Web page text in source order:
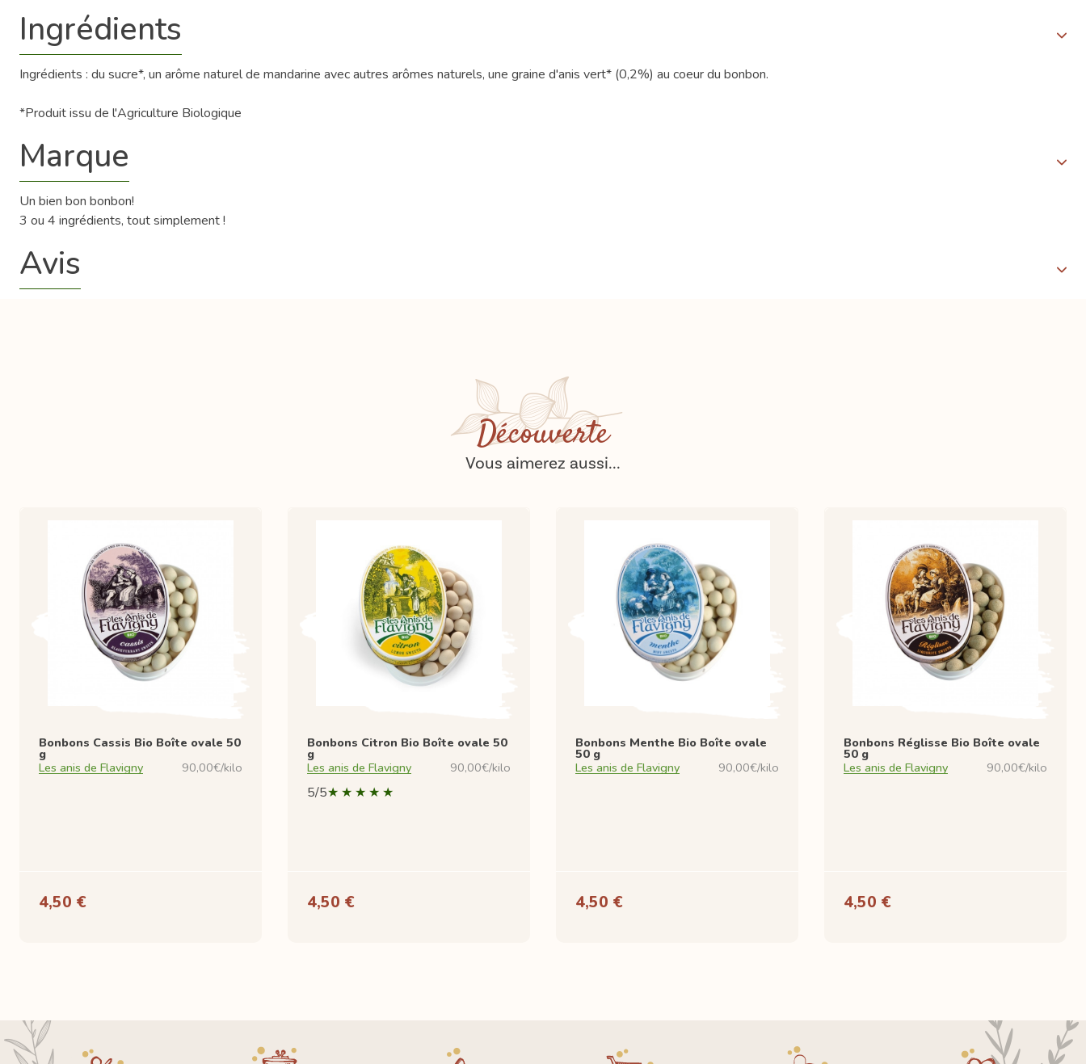
Ingrédients
Ingrédients : du sucre*, un arôme naturel de mandarine avec autres arômes naturels, une graine d'anis vert* (0,2%) au coeur du bonbon.
*Produit issu de l'Agriculture Biologique
Marque
Un bien bon bonbon!
3 ou 4 ingrédients, tout simplement !
Avis
Découverte
Vous aimerez aussi...
Bonbons Cassis Bio Boîte ovale 50
g
Les anis de Flavigny
90,00€/kilo
4,50 €
Bonbons Citron Bio Boîte ovale 50
g
Les anis de Flavigny
90,00€/kilo
5/5
4,50 €
Bonbons Menthe Bio Boîte ovale
50 g
Les anis de Flavigny
90,00€/kilo
4,50 €
Bonbons Réglisse Bio Boîte ovale
50 g
Les anis de Flavigny
90,00€/kilo
4,50 €